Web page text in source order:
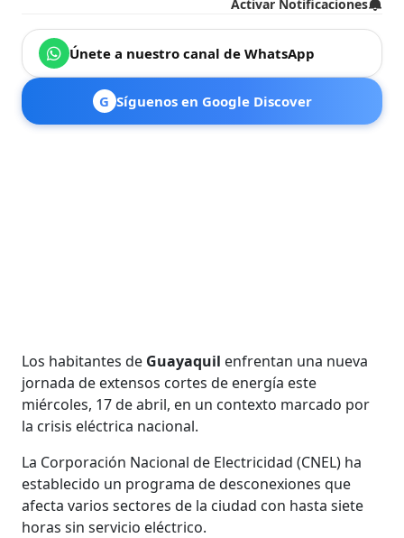
Activar Notificaciones
Únete a nuestro canal de WhatsApp
G Síguenos en Google Discover
Los habitantes de Guayaquil enfrentan una nueva
jornada de extensos cortes de energía este
miércoles, 17 de abril, en un contexto marcado por
la crisis eléctrica nacional.
La Corporación Nacional de Electricidad (CNEL) ha
establecido un programa de desconexiones que
afecta varios sectores de la ciudad con hasta siete
horas sin servicio eléctrico.